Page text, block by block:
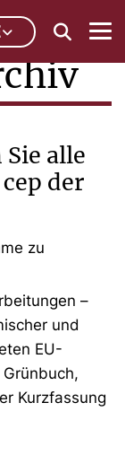
alle
der
zu
–
und
EU-
Kurzfassung